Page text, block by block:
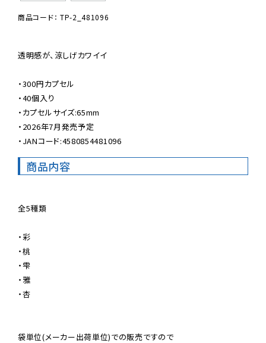
商品コード： TP-2_481096
透明感が、涼しげカワイイ
・300円カプセル
・40個入り
・カプセルサイズ:65mm
・2026年7月発売予定
・JANコード:4580854481096
商品内容
全5種類
・彩
・桃
・雫
・雅
・杏
袋単位(メーカー出荷単位)での販売ですので